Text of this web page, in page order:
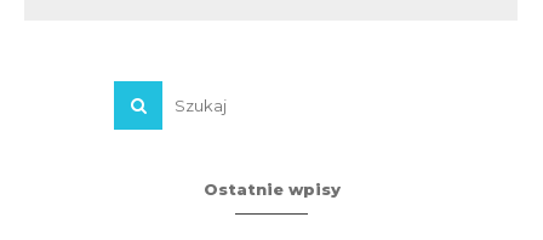
Ostatnie wpisy